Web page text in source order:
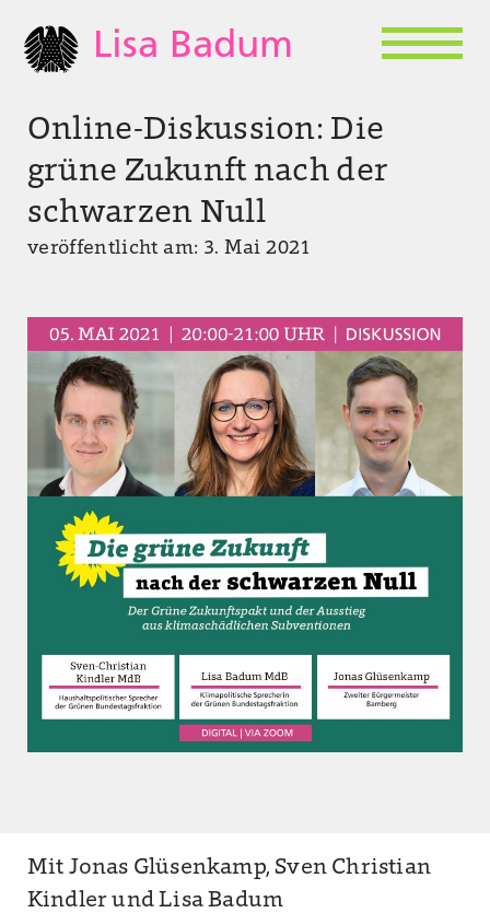
Lisa Badum
Online-Diskussion: Die
grüne Zukunft nach der
schwarzen Null
veröffentlicht am: 3. Mai 2021
Mit Jonas Glüsenkamp, Sven Christian
Kindler und Lisa Badum